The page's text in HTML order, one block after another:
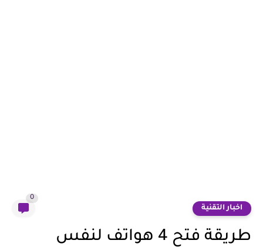
اخبار التقنية
0
طريقة فتح 4 هواتف لنفس